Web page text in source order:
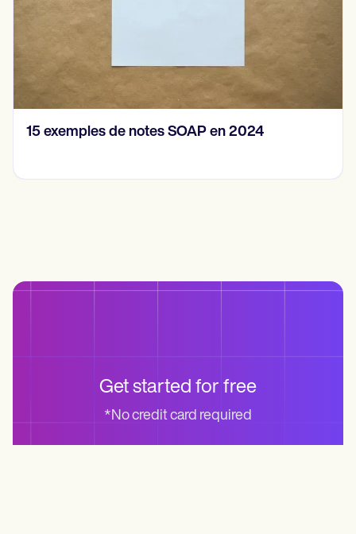
15 exemples de notes SOAP en 2024
Get started for free
*No credit card required